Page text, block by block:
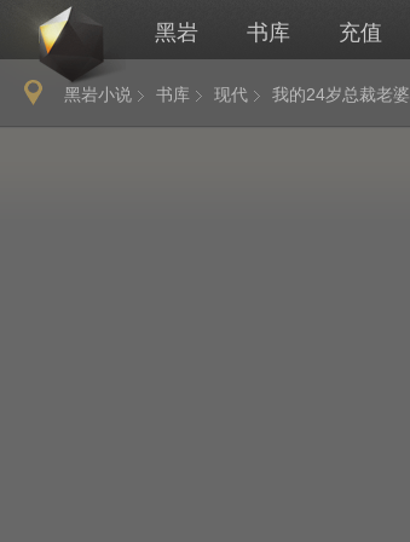
黑岩 书库 充值
黑岩小说 书库 现代 我的24岁总裁老婆